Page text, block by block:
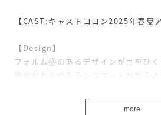
【CAST:キャストコロン2025年春夏
【Design】
フォルム感のあるデザインが目をひく
絶妙な丸みのあるシルエットが出る
軽さやナチュラル感のあるヘンプ混
more